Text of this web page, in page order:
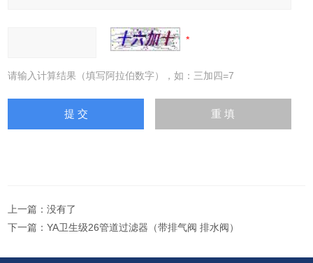
请输入计算结果（填写阿拉伯数字），如：三加四=7
上一篇：没有了
下一篇：YA卫生级26管道过滤器（带排气阀 排水阀）